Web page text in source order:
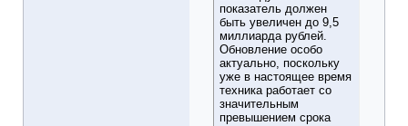
показатель должен
быть увеличен до 9,5
миллиарда рублей.
Обновление особо
актуально, поскольку
уже в настоящее время
техника работает со
значительным
превышением срока